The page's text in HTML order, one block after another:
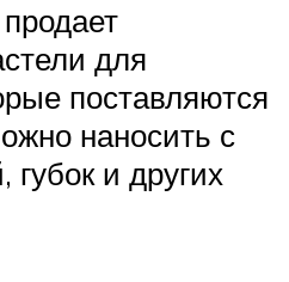
для
поставляются
наносить с
и других